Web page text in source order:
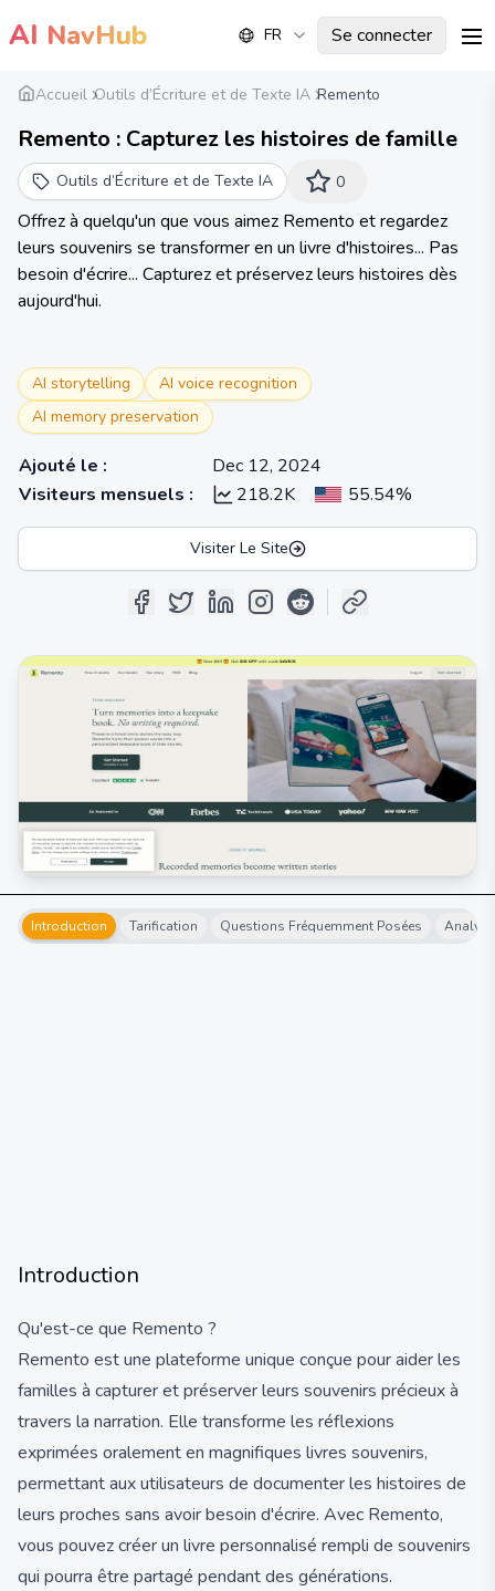
AI NavHub FR Se connecter
Accueil Outils d’Écriture et de Texte IA Remento
Remento : Capturez les histoires de famille
Outils d’Écriture et de Texte IA 0
Offrez à quelqu'un que vous aimez Remento et regardez
leurs souvenirs se transformer en un livre d'histoires... Pas
besoin d'écrire... Capturez et préservez leurs histoires dès
aujourd'hui.
AI storytelling
AI voice recognition
AI memory preservation
Ajouté le :
Dec 12, 2024
Visiteurs mensuels : 218.2K 55.54%
Visiter Le Site
Introduction Tarification Questions Fréquemment Posées
Introduction
Qu'est-ce que Remento ?
Remento est une plateforme unique conçue pour aider les
familles à capturer et préserver leurs souvenirs précieux à
travers la narration. Elle transforme les réflexions
exprimées oralement en magnifiques livres souvenirs,
permettant aux utilisateurs de documenter les histoires de
leurs proches sans avoir besoin d'écrire. Avec Remento,
vous pouvez créer un livre personnalisé rempli de souvenirs
qui pourra être partagé pendant des générations.